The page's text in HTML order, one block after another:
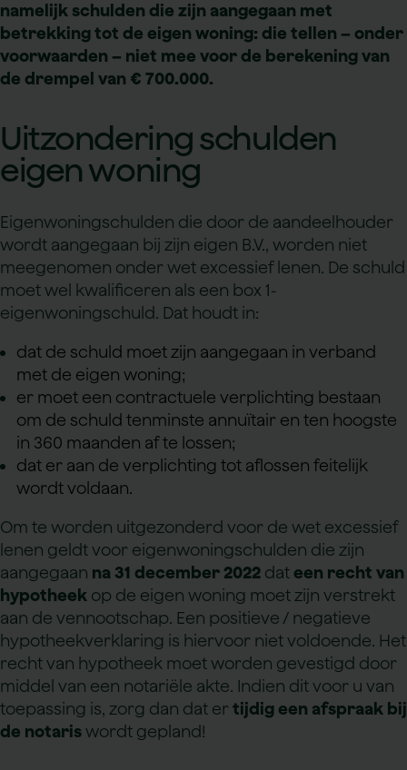
namelijk schulden die zijn aangegaan met
betrekking tot de eigen woning: die tellen – onder
voorwaarden – niet mee voor de berekening van
de drempel van € 700.000.
Uitzondering schulden
eigen woning
Eigenwoningschulden die door de aandeelhouder
wordt aangegaan bij zijn eigen B.V., worden niet
meegenomen onder wet excessief lenen. De schuld
moet wel kwalificeren als een box 1-
eigenwoningschuld. Dat houdt in:
dat de schuld moet zijn aangegaan in verband
met de eigen woning;
er moet een contractuele verplichting bestaan
om de schuld tenminste annuïtair en ten hoogste
in 360 maanden af te lossen;
dat er aan de verplichting tot aflossen feitelijk
wordt voldaan.
Om te worden uitgezonderd voor de wet excessief
lenen geldt voor eigenwoningschulden die zijn
aangegaan na 31 december 2022 dateen recht van
hypotheek op de eigen woning moet zijn verstrekt
aan de vennootschap. Een positieve / negatieve
hypotheekverklaring is hiervoor niet voldoende. Het
recht van hypotheek moet worden gevestigd door
middel van een notariële akte. Indien dit voor u van
toepassing is, zorg dan dat er tijdig een afspraak bij
de notariswordt gepland!